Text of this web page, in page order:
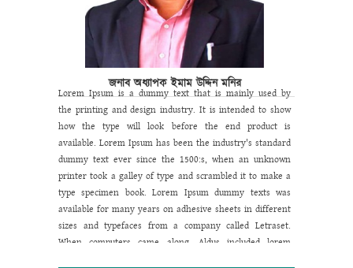
জনাব অধ্যাপক ইমাম উদ্দিন মনির
Lorem Ipsum is a dummy text that is mainly used by
the printing and design industry. It is intended to show
how the type will look before the end product is
available. Lorem Ipsum has been the industry's standard
dummy text ever since the 1500:s, when an unknown
printer took a galley of type and scrambled it to make a
type specimen book. Lorem Ipsum dummy texts was
available for many years on adhesive sheets in different
sizes and typefaces from a company called Letraset.
When computers came along, Aldus included lorem